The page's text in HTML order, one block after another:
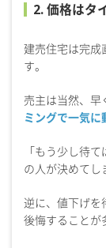
2. 価格はタ
建売住宅は完成
す。
売主は当然、早
ミングで一気に
「もう少し待
の人が決めてし
逆に、値下げを
後悔することが